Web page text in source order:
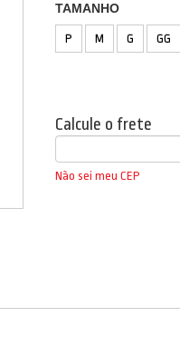
TAMANHO
P M G GG
Calcule o frete
Não sei meu CEP